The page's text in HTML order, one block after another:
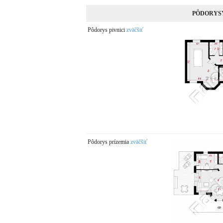
Pôdorys pivnici zväčšiť
Pôdorys prízemia zväčšiť